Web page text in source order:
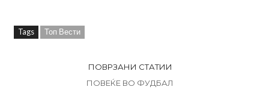
Tags Топ Вести
ПОВРЗАНИ СТАТИИ
ПОВЕЌЕ ВО ФУДБАЛ